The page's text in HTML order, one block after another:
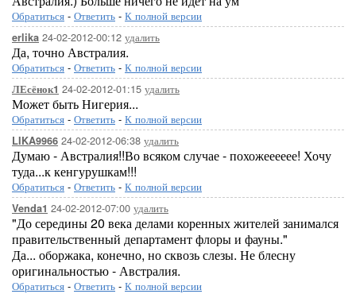
Обратиться - Ответить - К полной версии
erlika 24-02-2012-00:12 удалить
Да, точно Австралия.
Обратиться - Ответить - К полной версии
ЛЕсёнок1 24-02-2012-01:15 удалить
Может быть Нигерия...
Обратиться - Ответить - К полной версии
LIKA9966 24-02-2012-06:38 удалить
Думаю - Австралия!!Во всяком случае - похожееееее! Хочу
туда...к кенгурушкам!!!
Обратиться - Ответить - К полной версии
Venda1 24-02-2012-07:00 удалить
"До середины 20 века делами коренных жителей занимался
правительственный департамент флоры и фауны."
Да... оборжака, конечно, но сквозь слезы. Не блесну
оригинальностью - Австралия.
Обратиться - Ответить - К полной версии